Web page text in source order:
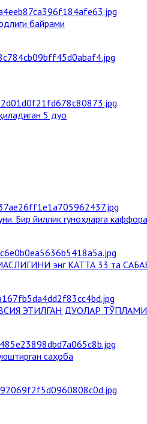
байрами
5 дуо
Бир йиллик гуноҳларга
энг КАТТА 33 та
ЭТИЛГАН ДУОЛАР ТЎПЛАМИ
саҳоба